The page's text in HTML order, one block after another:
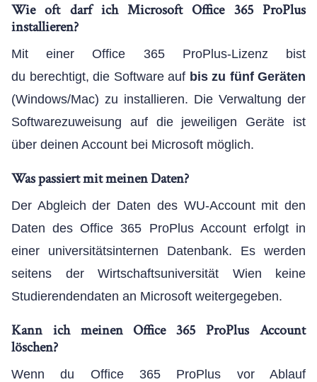
Wie oft darf ich Microsoft Office 365 ProPlus
installieren?
Mit einer Office 365 ProPlus-Lizenz bist
du berechtigt, die Software auf bis zu fünf Geräten
(Windows/Mac) zu installieren. Die Verwaltung der
Softwarezuweisung auf die jeweiligen Geräte ist
über deinen Account bei Microsoft möglich.
Was passiert mit meinen Daten?
Der Abgleich der Daten des WU-Account mit den
Daten des Office 365 ProPlus Account erfolgt in
einer universitätsinternen Datenbank. Es werden
seitens der Wirtschaftsuniversität Wien keine
Studierendendaten an Microsoft weitergegeben.
Kann ich meinen Office 365 ProPlus Account
löschen?
Wenn du Office 365 ProPlus vor Ablauf